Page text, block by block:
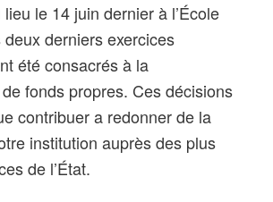
le 14 juin dernier à l’École
derniers exercices
été consacrés à la
fonds propres. Ces décisions
contribuer a redonner de la
institution auprès des plus
de l’État.